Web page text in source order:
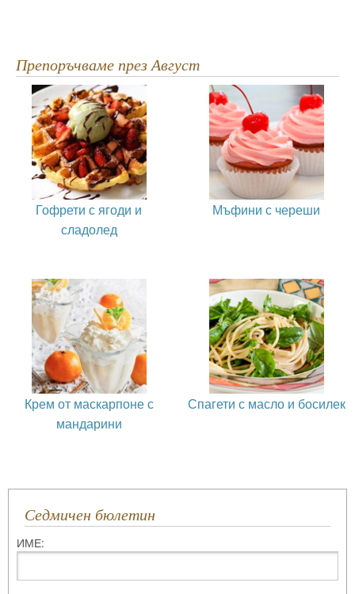
Препоръчваме през Август
Гофрети с ягоди и
сладолед
Мъфини с череши
Крем от маскарпоне с
мандарини
Спагети с масло и босилек
Седмичен бюлетин
ИМЕ: